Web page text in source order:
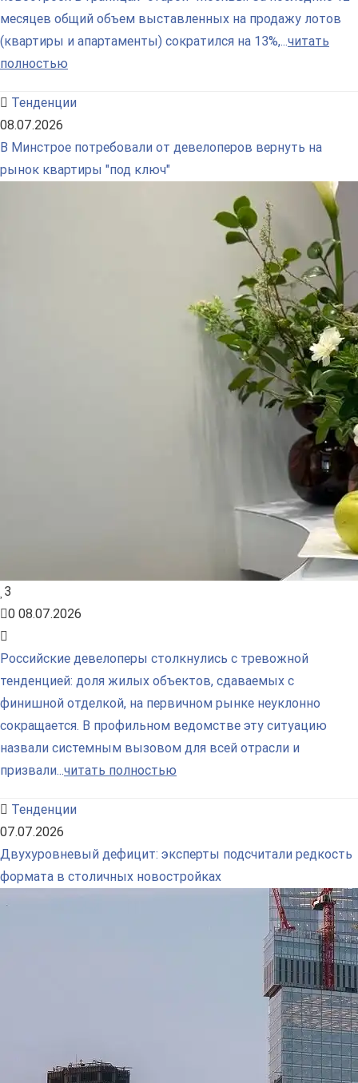
месяцев общий объем выставленных на продажу лотов
(квартиры и апартаменты) сократился на 13%,...читать
полностью
Тенденции
08.07.2026
В Минстрое потребовали от девелоперов вернуть на
рынок квартиры "под ключ"
3
0 08.07.2026
Российские девелоперы столкнулись с тревожной
тенденцией: доля жилых объектов, сдаваемых с
финишной отделкой, на первичном рынке неуклонно
сокращается. В профильном ведомстве эту ситуацию
назвали системным вызовом для всей отрасли и
призвали...читать полностью
Тенденции
07.07.2026
Двухуровневый дефицит: эксперты подсчитали редкость
формата в столичных новостройках